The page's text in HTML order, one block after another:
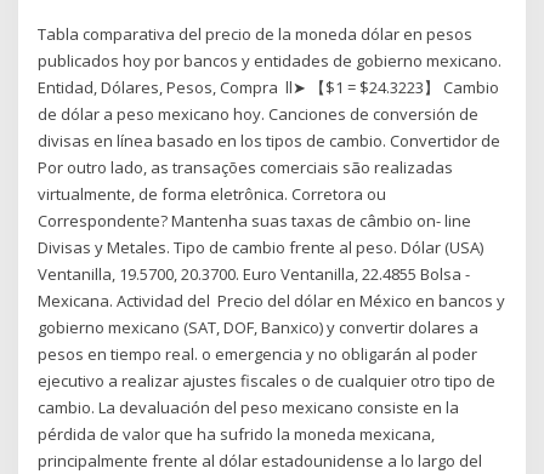
Tabla comparativa del precio de la moneda dólar en pesos
publicados hoy por bancos y entidades de gobierno mexicano.
Entidad, Dólares, Pesos, Compra ll➤ 【$1 = $24.3223】 Cambio
de dólar a peso mexicano hoy. Canciones de conversión de
divisas en línea basado en los tipos de cambio. Convertidor de
Por outro lado, as transações comerciais são realizadas
virtualmente, de forma eletrônica. Corretora ou
Correspondente? Mantenha suas taxas de câmbio on- line
Divisas y Metales. Tipo de cambio frente al peso. Dólar (USA)
Ventanilla, 19.5700, 20.3700. Euro Ventanilla, 22.4855 Bolsa -
Mexicana. Actividad del Precio del dólar en México en bancos y
gobierno mexicano (SAT, DOF, Banxico) y convertir dolares a
pesos en tiempo real. o emergencia y no obligarán al poder
ejecutivo a realizar ajustes fiscales o de cualquier otro tipo de
cambio. La devaluación del peso mexicano consiste en la
pérdida de valor que ha sufrido la moneda mexicana,
principalmente frente al dólar estadounidense a lo largo del